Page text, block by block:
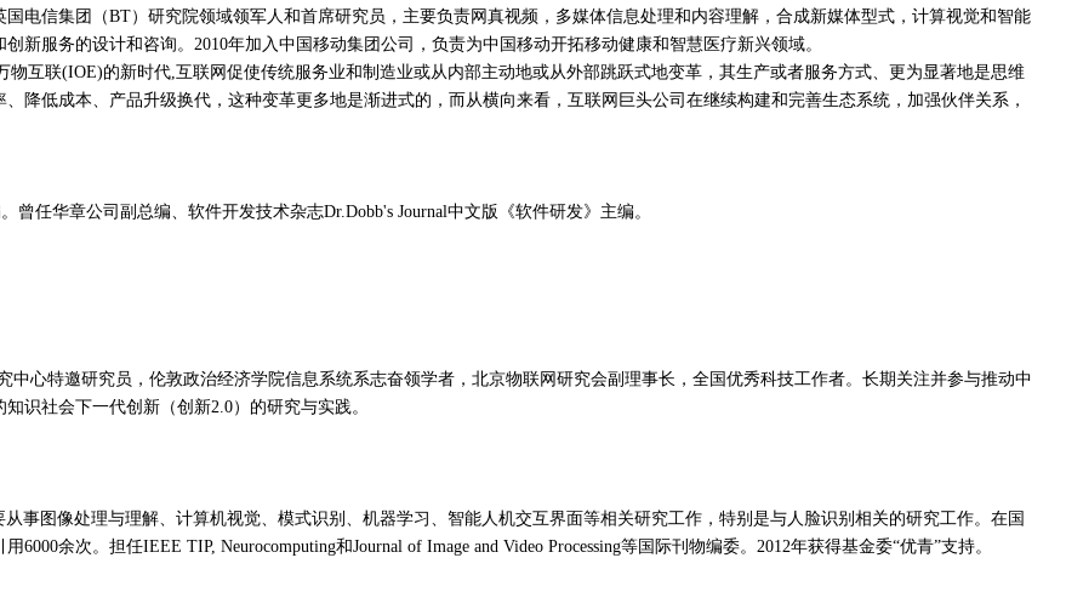
电信集团（BT）研究院领域领军人和首席研究员，主要负责网真视频，多媒体信息处理和内容理解，合成新媒体型式，计算视觉和智能
新服务的设计和咨询。2010年加入中国移动集团公司，负责为中国移动开拓移动健康和智慧医疗新兴领域。
物互联(IOE)的新时代,互联网促使传统服务业和制造业或从内部主动地或从外部跳跃式地变革，其生产或者服务方式、更为显著地是思维
降低成本、产品升级换代，这种变革更多地是渐进式的，而从横向来看，互联网巨头公司在继续构建和完善生态系统，加强伙伴关系，
任华章公司副总编、软件开发技术杂志Dr.Dobb's Journal中文版《软件研发》主编。
中心特邀研究员，伦敦政治经济学院信息系统系志奋领学者，北京物联网研究会副理事长，全国优秀科技工作者。长期关注并参与推动中
识社会下一代创新（创新2.0）的研究与实践。
事图像处理与理解、计算机视觉、模式识别、机器学习、智能人机交互界面等相关研究工作，特别是与人脸识别相关的研究工作。在国
余次。担任IEEE TIP, Neurocomputing和Journal of Image and Video Processing等国际刊物编委。2012年获得基金委“优青”支持。